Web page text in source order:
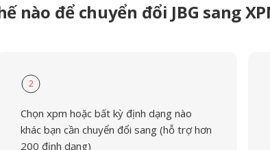
nào để chuyển đổi JBG sang
2
Chọn xpm hoặc bất kỳ định dạng nào
khác bạn cần chuyển đổi sang (hỗ trợ hơn
200 định dạng)